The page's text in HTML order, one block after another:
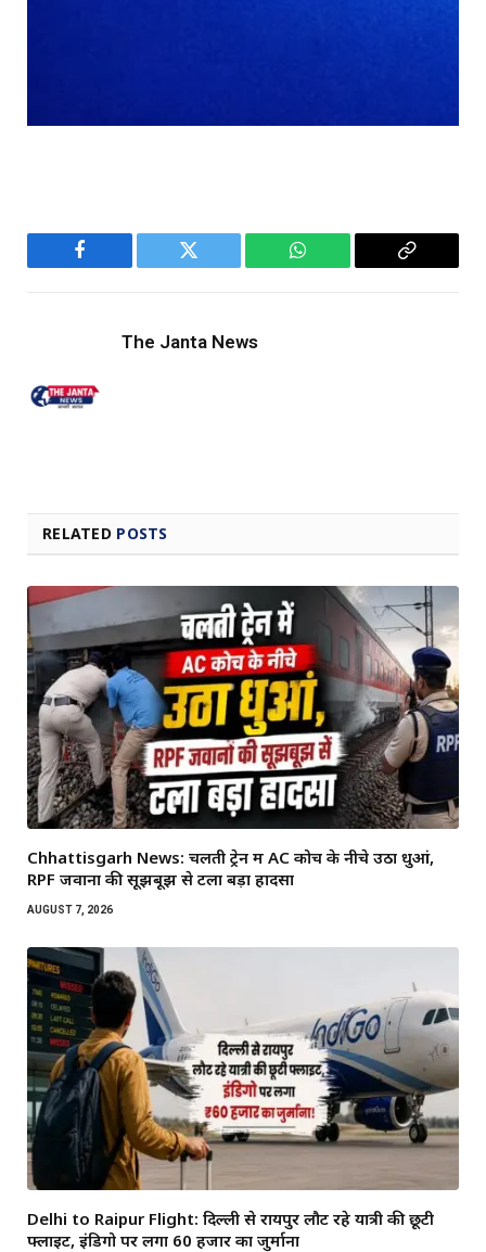
Facebook Twitter WhatsApp
Copy
The Janta News
RELATED POSTS
Chhattisgarh News: चलती ट्रेन में AC कोच के नीचे उठा धुआं,
RPF जवानों की सूझबूझ से टला बड़ा हादसा
AUGUST 7, 2026
Delhi to Raipur Flight: दिल्ली से रायपुर लौट रहे यात्री की छूटी
फ्लाइट, इंडिगो पर लगा 60 हजार का जुर्माना